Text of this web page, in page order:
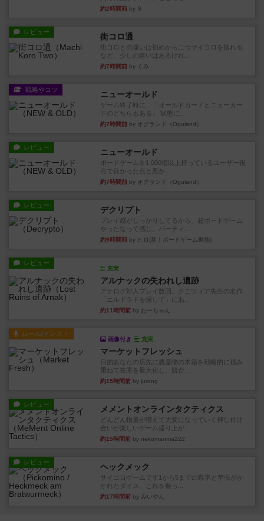
約2時間前 by S
レビュー 街コロ通
街コロとの違いは初めから二つサイコロを振れる
など、少しの違いはあるけれ...
約7時間前 by くみ
戦略やコツ ニューオールド
ゲーム終了時に、「オールドカードとニューカー
ドのどちらもある」 状態に...
約7時間前 by オグランド（Oguland）
レビュー ニューオールド
ボードゲームを1,000個以上持っているユーザー視
点で良かった点と悪か...
約7時間前 by オグランド（Oguland）
レビュー デクリプト
プレイ感がしっかりしてるから、超ボードゲーム
やったなって感じ。パーティ...
約9時間前 by ヒロ(新！ボードゲーム家族)
レビュー
充実
アルナックの失われし遺跡
アナログ対人プレイ数回。クニツィア先生の名作
「エルドラドを探して」にあ...
約11時間前 by おーちゃん
ルール/インスト
画像付き 充実
マーケットフレッシュ
目的あなたの店先に農産物の木箱を戦略的に積み
重ねて在庫を最大化し、競合...
約15時間前 by jurong
レビュー メメントオンラインタクティクス
どんどん物量が増えて大変になっていく押し付け
合いが楽しいゲーム盛り上が...
約15時間前 by nekomanma222
レビュー ヘックメック
サイコロゲームです1から5までの数字と芋虫がか
かれたダイス。これを振っ...
約17時間前 by みいやん